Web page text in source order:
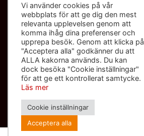
Kontakta oss
info@sliponbutiken.se
0708-423272
Org nr: 559091-8602
Vi använder cookies på vår
webbplats för att ge dig den mest
relevanta upplevelsen genom att
komma ihåg dina preferenser och
upprepa besök. Genom att klicka på
"Acceptera alla" godkänner du att
ALLA kakorna används. Du kan
dock besöka "Cookie inställningar"
för att ge ett kontrollerat samtycke.
Läs mer
Cookie inställningar
Acceptera alla